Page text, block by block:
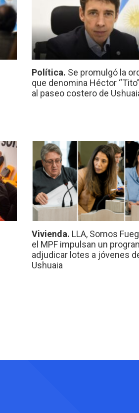
Política. Se promulgó la
que denomina Héctor
al paseo costero de
Vivienda. LLA, Somos
el MPF impulsan un
adjudicar lotes a jóvenes
Ushuaia